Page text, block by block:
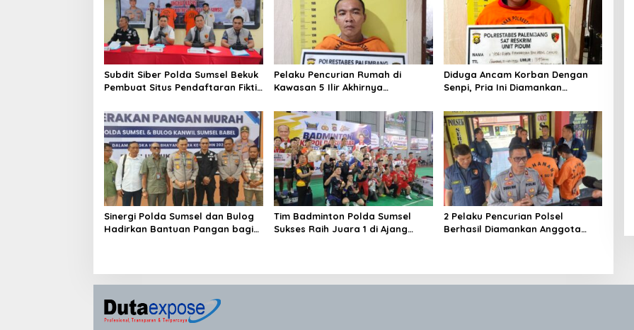
Subdit Siber Polda Sumsel Bekuk
Pembuat Situs Pendaftaran Fiktif
Pelaku Pencurian Rumah di
Kawasan 5 Ilir Akhirnya
Diduga Ancam Korban Dengan
Senpi, Pria Ini Diamankan
Palembang
Sinergi Polda Sumsel dan Bulog
Hadirkan Bantuan Pangan bagi
Tim Badminton Polda Sumsel
Sukses Raih Juara 1 di Ajang
2 Pelaku Pencurian Polsel
Berhasil Diamankan Anggota